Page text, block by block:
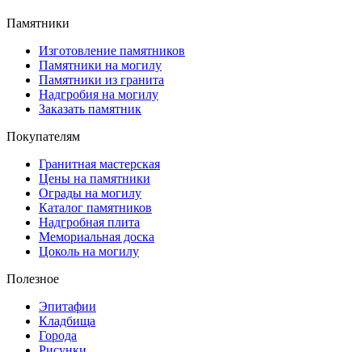
Памятники
Изготовление памятников
Памятники на могилу
Памятники из гранита
Надгробия на могилу
Заказать памятник
Покупателям
Гранитная мастерская
Цены на памятники
Ограды на могилу
Каталог памятников
Надгробная плита
Мемориальная доска
Цоколь на могилу
Полезное
Эпитафии
Кладбища
Города